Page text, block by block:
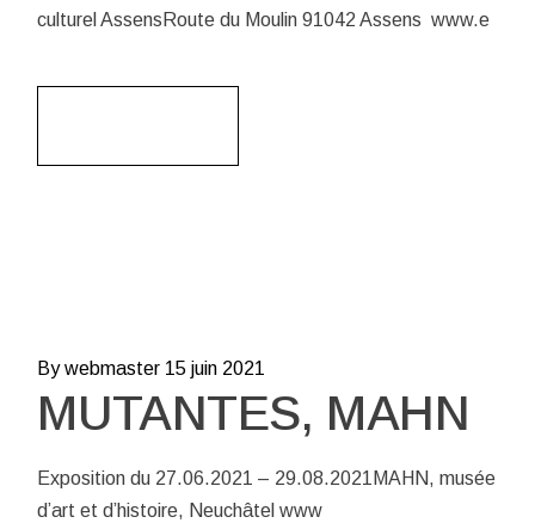
culturel AssensRoute du Moulin 91042 Assens www.e
By webmaster 15 juin 2021
MUTANTES, MAHN
Exposition du 27.06.2021 – 29.08.2021MAHN, musée
d’art et d’histoire, Neuchâtel www